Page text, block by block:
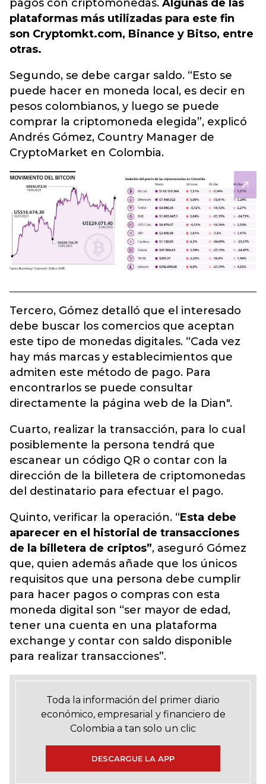
pagos con criptomonedas. Algunas de las
plataformas más utilizadas para este fin
son Cryptomkt.com, Binance y Bitso, entre
otras.
Segundo, se debe cargar saldo. “Esto se
puede hacer en moneda local, es decir en
pesos colombianos, y luego se puede
comprar la criptomoneda elegida”, explicó
Andrés Gómez, Country Manager de
CryptoMarket en Colombia.
Tercero, Gómez detalló que el interesado
debe buscar los comercios que aceptan
este tipo de monedas digitales. “Cada vez
hay más marcas y establecimientos que
admiten este método de pago. Para
encontrarlos se puede consultar
directamente la página web de la Dian".
Cuarto, realizar la transacción, para lo cual
posiblemente la persona tendrá que
escanear un código QR o contar con la
dirección de la billetera de criptomonedas
del destinatario para efectuar el pago.
Quinto, verificar la operación. “Esta debe
aparecer en el historial de transacciones
de la billetera de criptos”, aseguró Gómez
que, quien además añade que los únicos
requisitos que una persona debe cumplir
para hacer pagos o compras con esta
moneda digital son “ser mayor de edad,
tener una cuenta en una plataforma
exchange y contar con saldo disponible
para realizar transacciones”.
Toda la información del primer diario
económico, empresarial y financiero de
Colombia a tan solo un clic
DESCARGUE LA APP